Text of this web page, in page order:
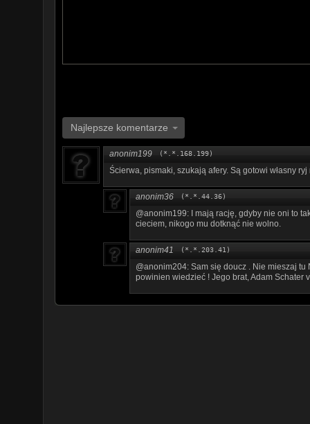
Najlepsze komentarze
anonim199 (*.*.168.199)
Ścierwa, pismaki, szukają afery. Są gotowi własny
anonim36 (*.*.44.36)
@anonim199: I mają rację, gdyby nie oni to
cieciem, nikogo mu dotknąć nie wolno.
anonim41 (*.*.203.41)
@anonim204: Sam się doucz . Nie mieszaj tu
powinien wiedzieć ! Jego brat, Adam Schater